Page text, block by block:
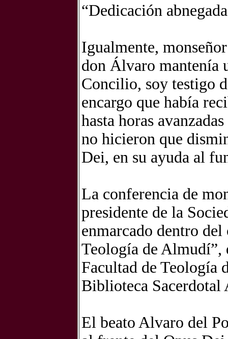
“Dedicación
Igualmente,
don Álvaro mantenía
Concilio, soy testigo
encargo que había
hasta horas
no hicieron que
Dei, en su ayuda al
La conferencia de
presidente de la
enmarcado dentro
Teología de Almudí”,
Facultad de Teología
Biblioteca Sacerdotal
El beato Alvaro del